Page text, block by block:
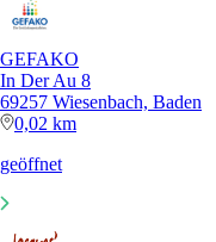
GEFAKO
In Der Au 8
69257 Wiesenbach, Baden
0,02 km
geöffnet